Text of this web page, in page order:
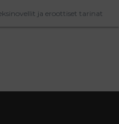
ja eroottiset tarinat